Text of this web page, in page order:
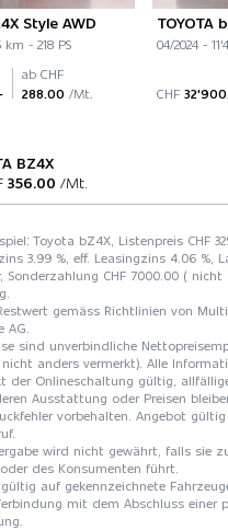
Style AWD
km - 218 PS
ab CHF
288.00 /Mt.
TOYOTA
04/2024 -
CHF
BZ4X
356.00 /Mt.
Toyota bZ4X, Listenpreis CHF
3.99 %, eff. Leasingzins 4.06 %,
Sonderzahlung CHF 7000.00 ( nicht
gemäss Richtlinien von
AG.
sind unverbindliche
anders vermerkt). Alle
der Onlineschaltung gültig,
Ausstattung oder Preisen
vorbehalten. Angebot
wird nicht gewährt, falls sie
des Konsumenten führt.
auf gekennzeichnete Fahrzeuge
mit dem Abschluss einer